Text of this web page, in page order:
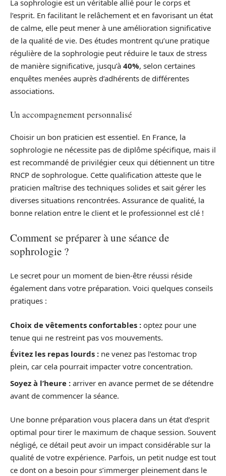
La sophrologie est un véritable allié pour le corps et
l’esprit. En facilitant le relâchement et en favorisant un état
de calme, elle peut mener à une amélioration significative
de la qualité de vie. Des études montrent qu’une pratique
régulière de la sophrologie peut réduire le taux de stress
de manière significative, jusqu’à 40%, selon certaines
enquêtes menées auprès d’adhérents de différentes
associations.
Un accompagnement personnalisé
Choisir un bon praticien est essentiel. En France, la
sophrologie ne nécessite pas de diplôme spécifique, mais il
est recommandé de privilégier ceux qui détiennent un titre
RNCP de sophrologue. Cette qualification atteste que le
praticien maîtrise des techniques solides et sait gérer les
diverses situations rencontrées. Assurance de qualité, la
bonne relation entre le client et le professionnel est clé !
Comment se préparer à une séance de
sophrologie ?
Le secret pour un moment de bien-être réussi réside
également dans votre préparation. Voici quelques conseils
pratiques :
Choix de vêtements confortables : optez pour une
tenue qui ne restreint pas vos mouvements.
Évitez les repas lourds : ne venez pas l’estomac trop
plein, car cela pourrait impacter votre concentration.
Soyez à l’heure : arriver en avance permet de se détendre
avant de commencer la séance.
Une bonne préparation vous placera dans un état d’esprit
optimal pour tirer le maximum de chaque session. Souvent
négligé, ce détail peut avoir un impact considérable sur la
qualité de votre expérience. Parfois, un petit nudge est tout
ce dont on a besoin pour s’immerger pleinement dans le